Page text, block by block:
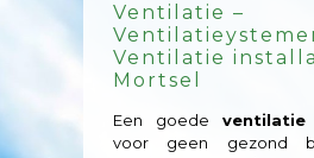
Ventilatie –
Ventilatie
Mortsel
Een goede ventilatie
voor geen gezond